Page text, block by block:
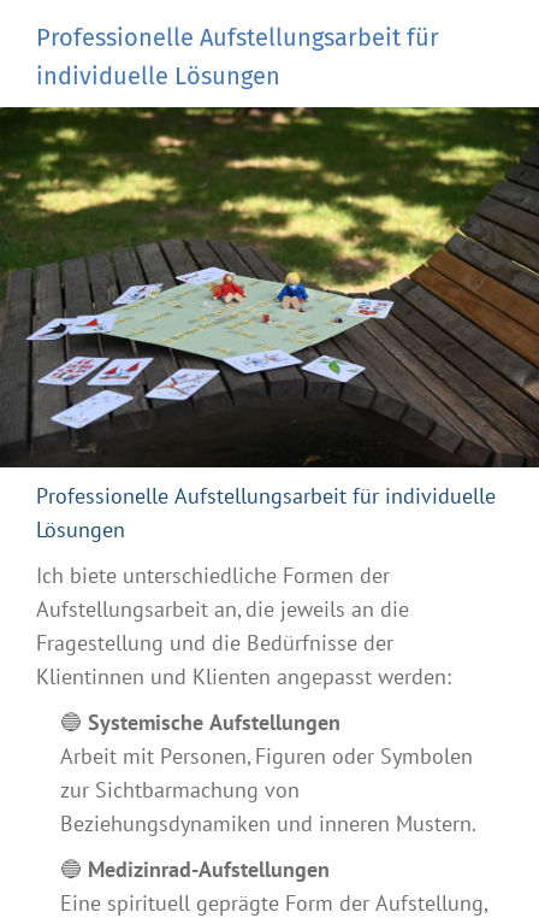
Professionelle Aufstellungsarbeit für
individuelle Lösungen
Professionelle Aufstellungsarbeit für individuelle
Lösungen
Ich biete unterschiedliche Formen der
Aufstellungsarbeit an, die jeweils an die
Fragestellung und die Bedürfnisse der
Klientinnen und Klienten angepasst werden:
🔵 Systemische Aufstellungen
Arbeit mit Personen, Figuren oder Symbolen
zur Sichtbarmachung von
Beziehungsdynamiken und inneren Mustern.
🔵 Medizinrad-Aufstellungen
Eine spirituell geprägte Form der Aufstellung,